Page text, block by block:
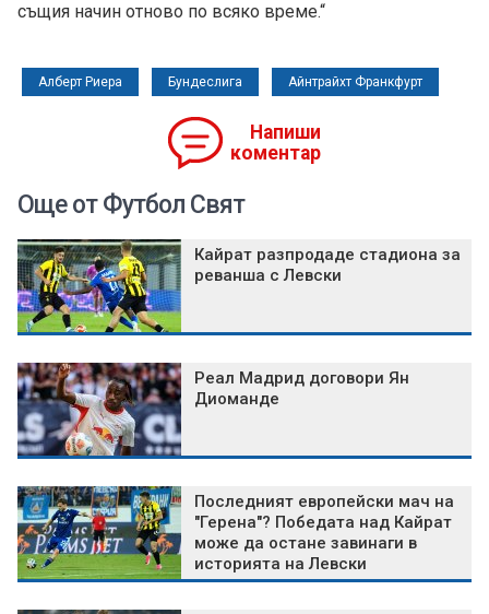
същия начин отново по всяко време.“
Алберт Риера Бундеслига Айнтрайхт Франкфурт
Напиши
коментар
Още от Футбол Свят
Кайрат разпродаде стадиона за
реванша с Левски
Реал Мадрид договори Ян
Диоманде
Последният европейски мач на
"Герена"? Победата над Кайрат
може да остане завинаги в
историята на Левски